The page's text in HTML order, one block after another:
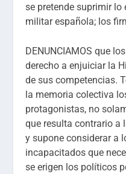
se pretende suprimir
militar española; los
DENUNCIAMOS que
derecho a enjuiciar la
de sus competencias.
la memoria colectiva
protagonistas, no
que resulta contrario a
y supone considerar a
incapacitados que
se erigen los políticos